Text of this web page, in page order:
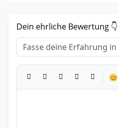
Dein ehrliche Bewertung 👇
Titel
Dein Erfahrungsbericht*
😊